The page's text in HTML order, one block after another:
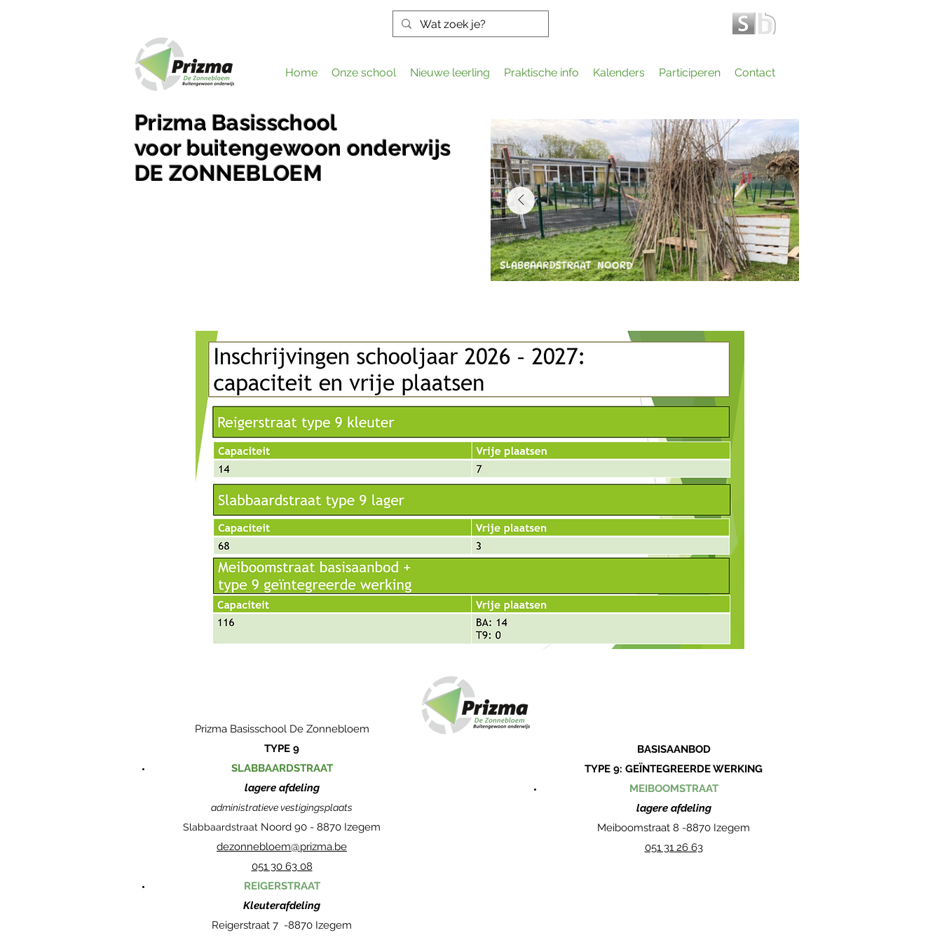
Home Onze school Nieuwe leerling Praktische info Kalenders Participeren Contact
Prizma Basisschool
voor buitengewoon onderwijs
DE ZONNEBLOEM
Prizma Basisschool De Zonnebloem
TYPE 9
SLABBAARDSTRAAT
lagere afdeling
administratieve vestigingsplaats
Slabbaardstraat Noord 90 - 8870 Izegem
dezonnebloem@prizma.be
051 30 63 08
REIGERSTRAAT
Kleuterafdeling
Reigerstraat 7 -8870 Izegem
BASISAANBOD
TYPE 9: GEÏNTEGREERDE WERKING
MEIBOOMSTRAAT
lagere afdeling
Meiboomstraat 8 -8870 Izegem
051 31 26 63